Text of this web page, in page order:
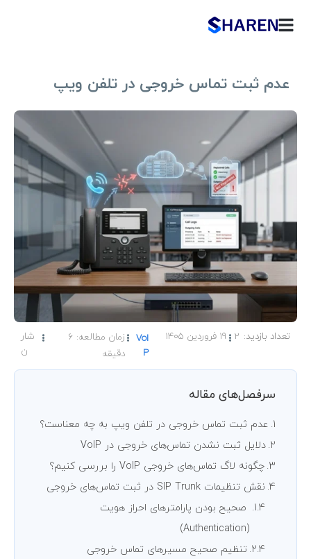
عدم ثبت تماس خروجی در تلفن ویپ
VoI
P
زمان مطالعه: 6
دقیقه
شار
ن
2 19 فروردین 1405
سرفصل‌های مقاله
عدم ثبت تماس خروجی در تلفن ویپ به چه معناست؟
دلایل ثبت نشدن تماس‌های خروجی در VoIP
چگونه لاگ تماس‌های خروجی VoIP را بررسی کنیم؟
نقش تنظیمات SIP Trunk در ثبت تماس‌های خروجی
صحیح بودن پارامترهای احراز هویت
(Authentication)
تنظیم صحیح مسیرهای تماس خروجی